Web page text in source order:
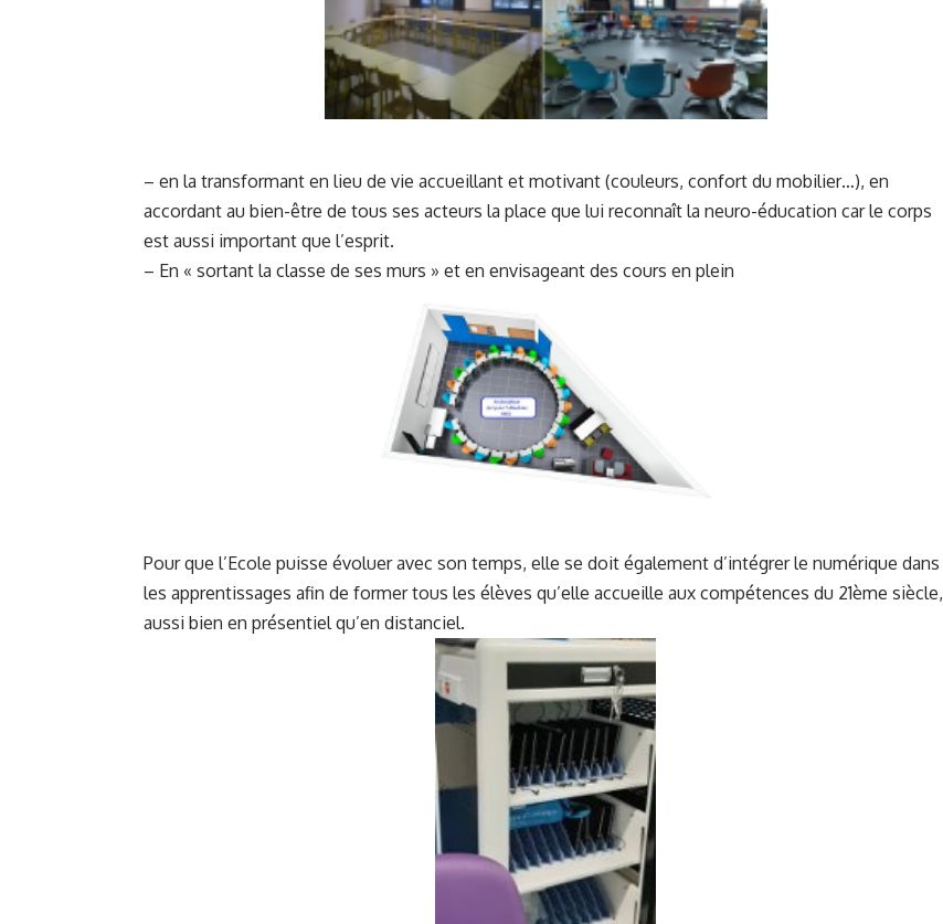
– en la transformant en lieu de vie accueillant et motivant (couleurs, confort du mobilier…), en
accordant au bien-être de tous ses acteurs la place que lui reconnaît la neuro-éducation car le corps
est aussi important que l’esprit.
– En « sortant la classe de ses murs » et en envisageant des cours en plein
Pour que l’Ecole puisse évoluer avec son temps, elle se doit également d’intégrer le numérique dans
les apprentissages afin de former tous les élèves qu’elle accueille aux compétences du 21ème siècle,
aussi bien en présentiel qu’en distanciel.